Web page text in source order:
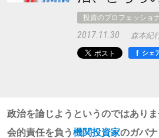
投資のプロフェッショ
2017.11.30
森本紀
f
シェ
政治を論じようというのではあり
会的責任を負う機関投資家のガバ